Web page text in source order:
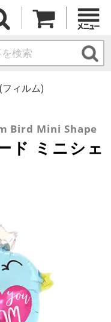
ィルム)
Bird Mini Shape
ド ミニシェ